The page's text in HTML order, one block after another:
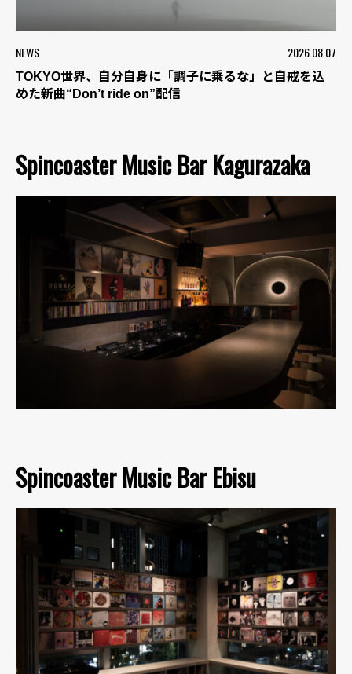
NEWS 2026.08.07
TOKYO世界、自分自身に「調子に乗るな」と自戒を込
めた新曲“Don’t ride on”配信
Spincoaster Music Bar Kagurazaka
Spincoaster Music Bar Ebisu